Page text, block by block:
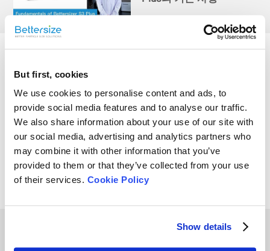
But first, cookies
We use cookies to personalise content and ads, to
provide social media features and to analyse our traffic.
We also share information about your use of our site with
our social media, advertising and analytics partners who
may combine it with other information that you’ve
provided to them or that they’ve collected from your use
of their services. Cookie Policy
Show details
베터사이저 S3 플러스 |
베터사이저 S3 플러스 개
요 | 보는 모든 것의 우수
성을 위한 노력